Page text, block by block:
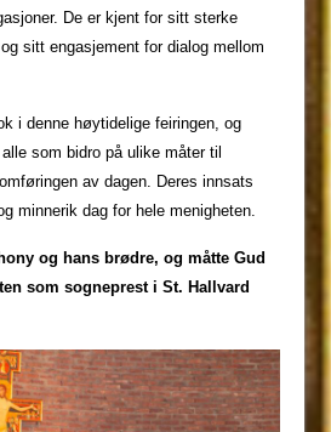
De er kjent for sitt sterke
sitt engasjement for dialog mellom
i denne høytidelige feiringen, og
som bidro på ulike måter til
av dagen. Deres innsats
minnerik dag for hele menigheten.
og hans brødre, og måtte Gud
som sogneprest i St. Hallvard